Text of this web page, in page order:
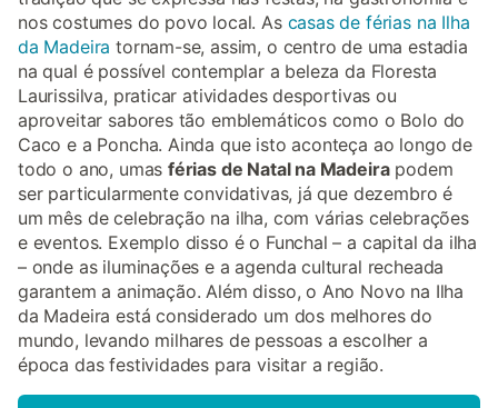
nos costumes do povo local. As casas de férias na Ilha
da Madeira tornam-se, assim, o centro de uma estadia
na qual é possível contemplar a beleza da Floresta
Laurissilva, praticar atividades desportivas ou
aproveitar sabores tão emblemáticos como o Bolo do
Caco e a Poncha. Ainda que isto aconteça ao longo de
todo o ano, umasférias de Natal na Madeirapodem
ser particularmente convidativas, já que dezembro é
um mês de celebração na ilha, com várias celebrações
e eventos. Exemplo disso é o Funchal – a capital da ilha
– onde as iluminações e a agenda cultural recheada
garantem a animação. Além disso, o Ano Novo na Ilha
da Madeira está considerado um dos melhores do
mundo, levando milhares de pessoas a escolher a
época das festividades para visitar a região.